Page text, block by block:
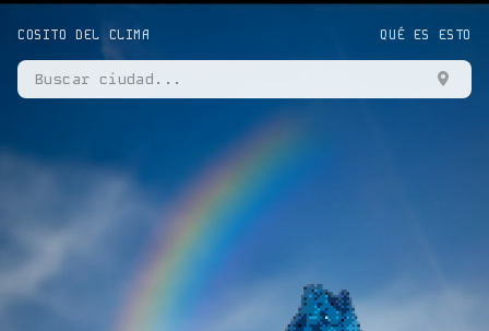
COSITO DEL CLIMA QUÉ ES ESTO